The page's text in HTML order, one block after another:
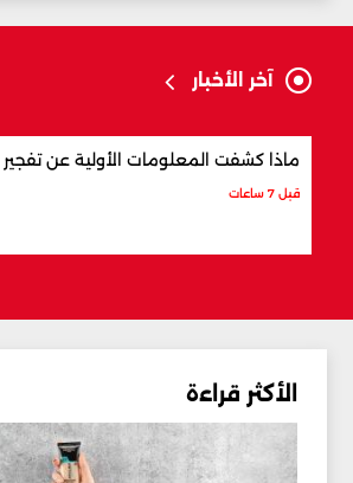
آخر الأخبار
ماذا كشفت المعلومات الأولية عن تفجير
قبل 7 ساعات
الأكثر قراءة